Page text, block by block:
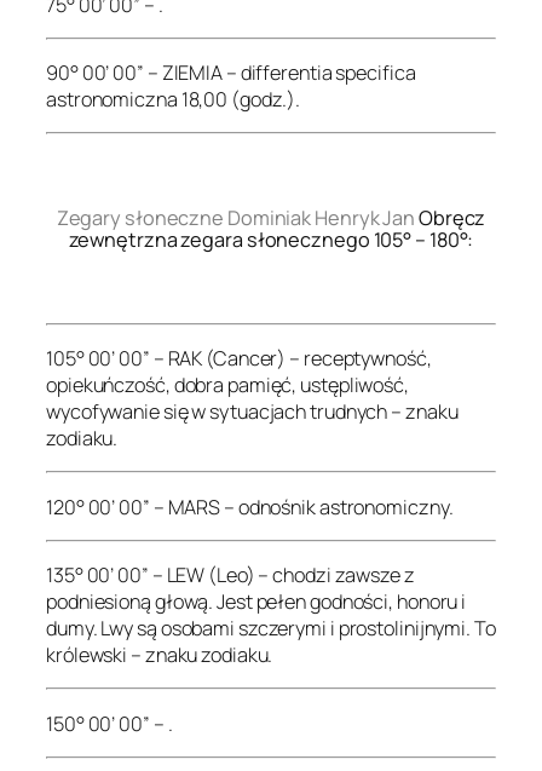
90° 00’ 00” – ZIEMIA – differentia specifica
astronomiczna 18,00 (godz.).
Zegary słoneczne Dominiak Henryk JanObręcz
zewnętrzna zegara słonecznego 105° – 180°:
105° 00’ 00” – RAK (Cancer) – receptywność,
opiekuńczość, dobra pamięć, ustępliwość,
wycofywanie się w sytuacjach trudnych – znaku
zodiaku.
120° 00’ 00” – MARS – odnośnik astronomiczny.
135° 00’ 00” – LEW (Leo) – chodzi zawsze z
podniesioną głową. Jest pełen godności, honoru i
dumy. Lwy są osobami szczerymi i prostolinijnymi. To
królewski – znaku zodiaku.
150° 00’ 00” – .